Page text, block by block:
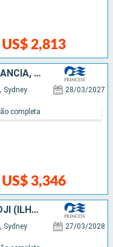
US$ 2,813
AUSTRÁLIA, NOVA ZELÂNDIA, FRANCIA, ESTADOS UNIDOS, CANADÁ
Sydney 28/03/2027
US$ 3,346
completa
AUSTRÁLIA, NOVA ZELÂNDIA, FIDJI (ILHAS), SAMOA, ESTADOS UNIDOS
Sydney 27/03/2028